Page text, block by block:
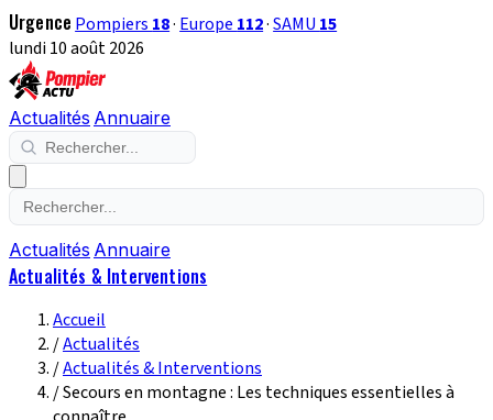
Urgence Pompiers 18· Europe 112·SAMU 15
lundi 10 août 2026
Actualités Annuaire
Actualités Annuaire
Actualités & Interventions
Accueil
/Actualités
/Actualités & Interventions
/Secours en montagne : Les techniques essentielles à